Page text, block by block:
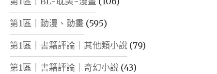
第1區｜動漫、動畫 (595)
第1區｜書籍評論｜其他類小說 (79)
第1區｜書籍評論｜奇幻小說 (43)